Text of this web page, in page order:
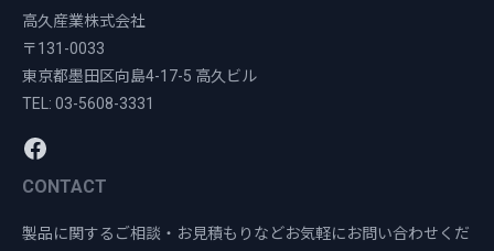
高久産業株式会社
〒131-0033
東京都墨田区向島4-17-5 高久ビル
TEL: 03-5608-3331
CONTACT
製品に関するご相談・お見積もりなどお気軽にお問い合わせくだ